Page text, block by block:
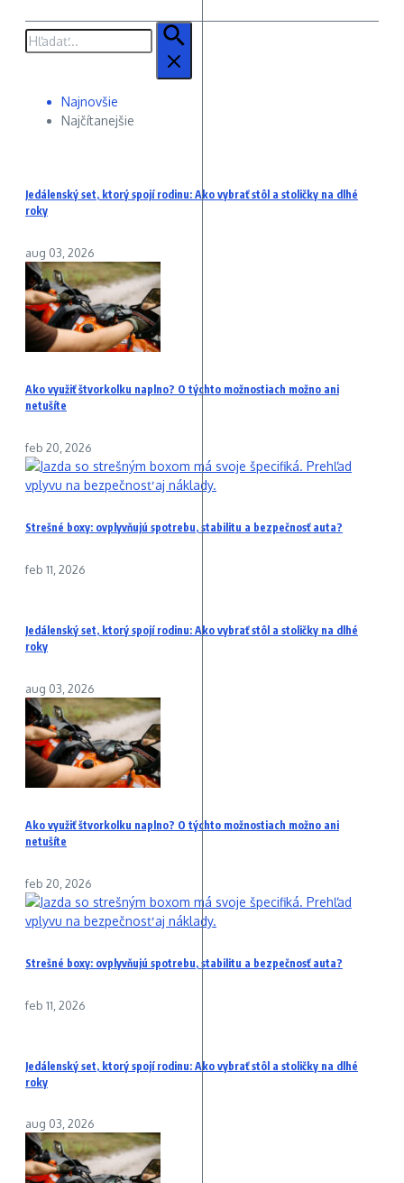
Hľadať:
Najnovšie
Najčítanejšie
Jedálenský set, ktorý spojí rodinu: Ako vybrať stôl a stoličky na dlhé
roky
aug 03, 2026
Ako využiť štvorkolku naplno? O týchto možnostiach možno ani
netušíte
feb 20, 2026
Strešné boxy: ovplyvňujú spotrebu, stabilitu a bezpečnosť auta?
feb 11, 2026
Jedálenský set, ktorý spojí rodinu: Ako vybrať stôl a stoličky na dlhé
roky
aug 03, 2026
Ako využiť štvorkolku naplno? O týchto možnostiach možno ani
netušíte
feb 20, 2026
Strešné boxy: ovplyvňujú spotrebu, stabilitu a bezpečnosť auta?
feb 11, 2026
Jedálenský set, ktorý spojí rodinu: Ako vybrať stôl a stoličky na dlhé
roky
aug 03, 2026